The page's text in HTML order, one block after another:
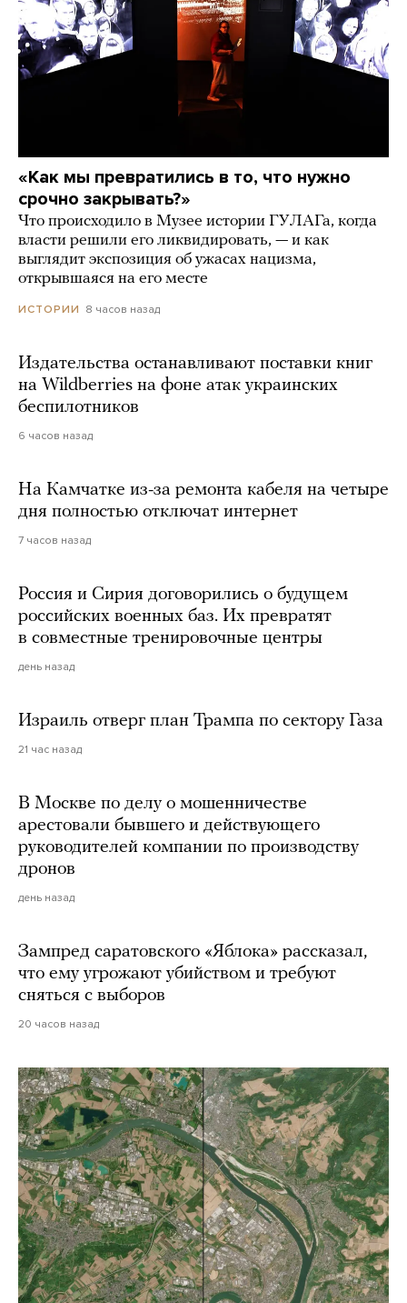
«Как мы превратились в то, что нужно
срочно закрывать?»
Что происходило в Музее истории ГУЛАГа, когда
власти решили его ликвидировать, — и как
выглядит экспозиция об ужасах нацизма,
открывшаяся на его месте
ИСТОРИИ 8 часов назад
Издательства останавливают поставки книг
на Wildberries на фоне атак украинских
беспилотников
6 часов назад
На Камчатке из-за ремонта кабеля на четыре
дня полностью отключат интернет
7 часов назад
Россия и Сирия договорились о будущем
российских военных баз. Их превратят
в совместные тренировочные центры
день назад
Израиль отверг план Трампа по сектору Газа
21 час назад
В Москве по делу о мошенничестве
арестовали бывшего и действующего
руководителей компании по производству
дронов
день назад
Зампред саратовского «Яблока» рассказал,
что ему угрожают убийством и требуют
сняться с выборов
20 часов назад